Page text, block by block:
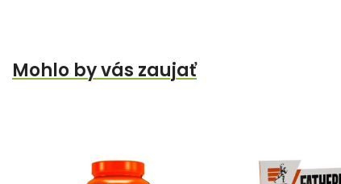
Mohlo by vás zaujať